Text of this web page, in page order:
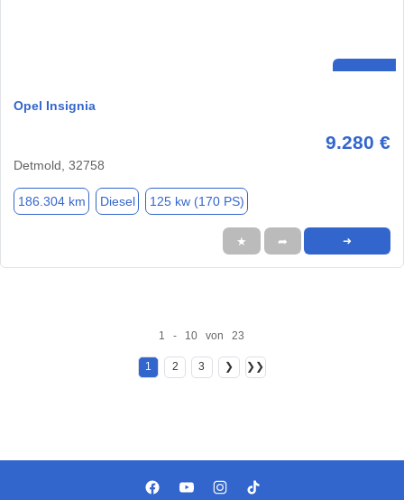
Opel Insignia
9.280 €
Detmold, 32758
186.304 km Diesel 125 kw (170 PS)
★ ➦ ➜
1 - 10 von 23
1 2 3 ❯ ❯❯